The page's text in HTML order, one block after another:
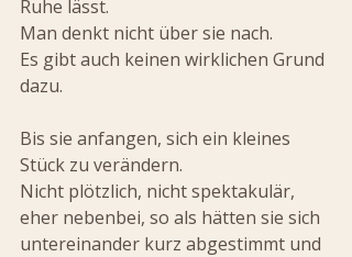
Ruhe lässt.
Man denkt nicht über sie nach.
Es gibt auch keinen wirklichen Grund
dazu.
Bis sie anfangen, sich ein kleines
Stück zu verändern.
Nicht plötzlich, nicht spektakulär,
eher nebenbei, so als hätten sie sich
untereinander kurz abgestimmt und